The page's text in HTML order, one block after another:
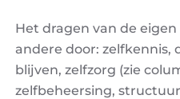
Het dragen van de
andere door: zelfkennis,
blijven, zelfzorg (zie
zelfbeheersing,